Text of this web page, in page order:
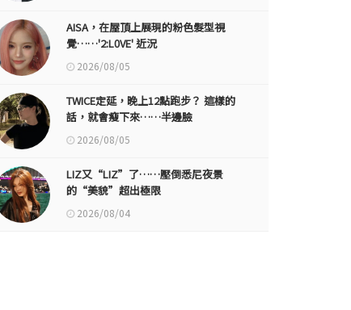
AISA，在屋頂上展現的粉色髮型視
覺……'2:L0VE' 近況
2026/08/05
TWICE定延，晚上12點跑步？ 這樣的
話，就會瘦下來……半邊臉
2026/08/05
LIZ又“LIZ”了……壓倒悉尼夜景
的“美貌”超出極限
2026/08/04